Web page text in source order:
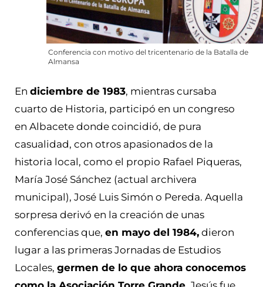
Conferencia con motivo del tricentenario de la Batalla de
Almansa
En diciembre de 1983, mientras cursaba
cuarto de Historia, participó en un congreso
en Albacete donde coincidió, de pura
casualidad, con otros apasionados de la
historia local, como el propio Rafael Piqueras,
María José Sánchez (actual archivera
municipal), José Luis Simón o Pereda. Aquella
sorpresa derivó en la creación de unas
conferencias que, en mayo del 1984, dieron
lugar a las primeras Jornadas de Estudios
Locales, germen de lo que ahora conocemos